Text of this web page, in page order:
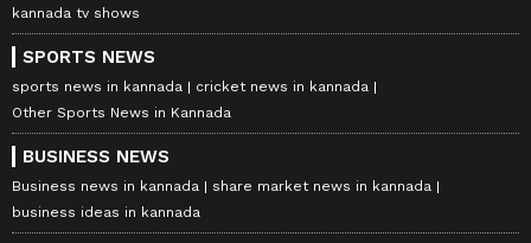
kannada tv shows
SPORTS NEWS
sports news in kannada
cricket news in kannada
Other Sports News in Kannada
BUSINESS NEWS
Business news in kannada
share market news in kannada
business ideas in kannada